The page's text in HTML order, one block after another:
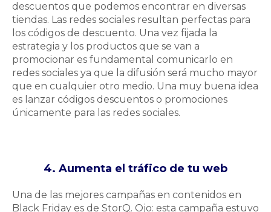
descuentos que podemos encontrar en diversas
tiendas. Las redes sociales resultan perfectas para
los códigos de descuento. Una vez fijada la
estrategia y los productos que se van a
promocionar es fundamental comunicarlo en
redes sociales ya que la difusión será mucho mayor
que en cualquier otro medio. Una muy buena idea
es lanzar códigos descuentos o promociones
únicamente para las redes sociales.
4. Aumenta el tráfico de tu web
Una de las mejores campañas en contenidos en
Black Friday es de StorQ. Ojo: esta campaña estuvo